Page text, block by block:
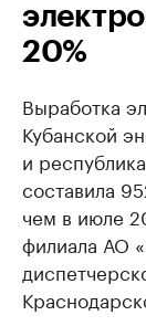
20%
Выработка
Кубанской
и
составила
чем в июле
филиала АО